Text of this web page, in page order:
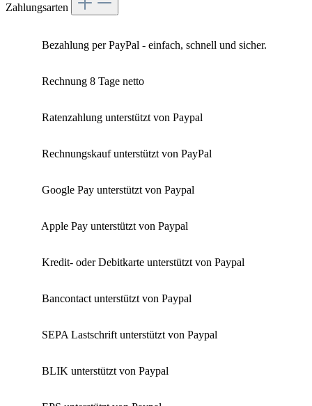
Zahlungsarten
Bezahlung per PayPal - einfach, schnell und sicher.
Rechnung 8 Tage netto
Ratenzahlung unterstützt von Paypal
Rechnungskauf unterstützt von PayPal
Google Pay unterstützt von Paypal
Apple Pay unterstützt von Paypal
Kredit- oder Debitkarte unterstützt von Paypal
Bancontact unterstützt von Paypal
SEPA Lastschrift unterstützt von Paypal
BLIK unterstützt von Paypal